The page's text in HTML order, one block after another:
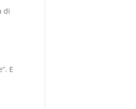
di
E